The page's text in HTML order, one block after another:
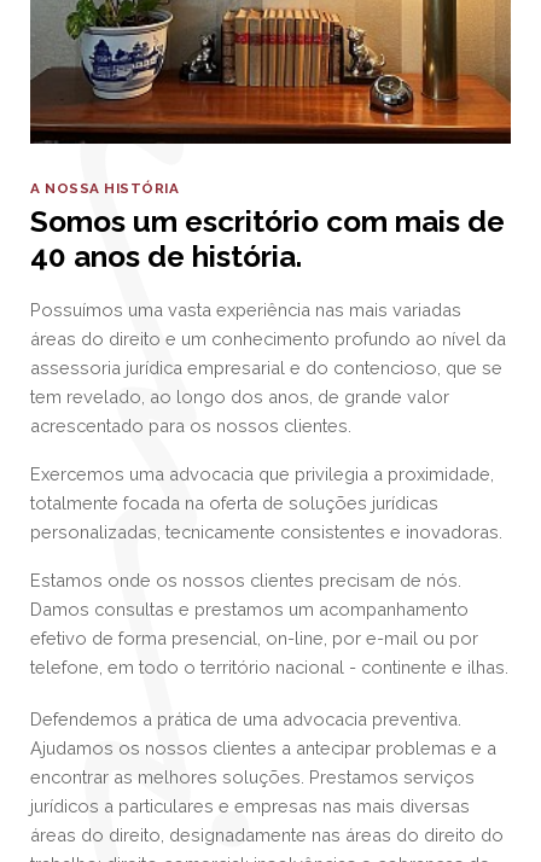
A NOSSA HISTÓRIA
Somos um escritório com mais de
40 anos de história.
Possuímos uma vasta experiência nas mais variadas
áreas do direito e um conhecimento profundo ao nível da
assessoria jurídica empresarial e do contencioso, que se
tem revelado, ao longo dos anos, de grande valor
acrescentado para os nossos clientes.
Exercemos uma advocacia que privilegia a proximidade,
totalmente focada na oferta de soluções jurídicas
personalizadas, tecnicamente consistentes e inovadoras.
Estamos onde os nossos clientes precisam de nós.
Damos consultas e prestamos um acompanhamento
efetivo de forma presencial, on-line, por e-mail ou por
telefone, em todo o território nacional - continente e ilhas.
Defendemos a prática de uma advocacia preventiva.
Ajudamos os nossos clientes a antecipar problemas e a
encontrar as melhores soluções. Prestamos serviços
jurídicos a particulares e empresas nas mais diversas
áreas do direito, designadamente nas áreas do direito do